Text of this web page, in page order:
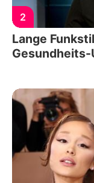
2
Lange
Gesundheits-